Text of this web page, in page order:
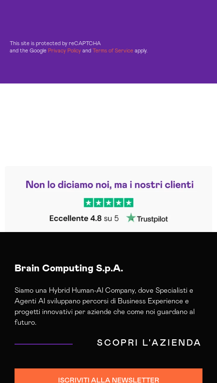
This site is protected by reCAPTCHA
and the Google Privacy Policy and Terms of Service apply.
Trustpilot
Brain Computing S.p.A.
Siamo una Hybrid Human-AI Company, dove Specialisti e
Agenti AI sviluppano percorsi di Business Experience e
progetti innovativi per aziende che come noi guardano al
futuro.
SCOPRI L'AZIENDA
ISCRIVITI ALLA NEWSLETTER